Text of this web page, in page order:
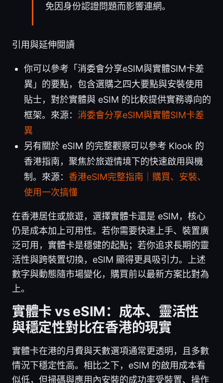
免因身份認證問題而影響連網。
引用與延伸閱讀
你可以參考「消委會分享eSIM與實體SIM卡差
異」的要點，包含選購之四大要點與安裝使用
貼士，對於實體與 eSIM 的比較提供實務導向的
框架。來源： 消委會分享eSIM與實體SIM卡差
異
另有關於 eSIM 的完整觀察可以參考 Klook 的
香港指南，聚焦於旅遊情境下的快速啟用與機
制。來源： 香港eSIM完整指南｜購買、安裝、
使用一次搞懂
在香港居住或旅遊，選擇實體卡還是 eSIM，核心
仍是成本加上可用性。若你需要快速上手、裝置廣
泛可用，實體卡是穩健的起點；若你追求長期的靈
活性與跨裝置切換，eSIM 顯得更具吸引力。上述
數字與動態隨市場變化，購買前以最新方案比對為
上。
實體卡 vs eSIM：成本、靈活性
與穩定性對比在香港的現實
實體卡在港的月費與天數選項通常更透明，且多數
情況下穩定性高。相比之下，eSIM 的啟用成本看
似低，但掃碼與應用內安裝的成功率受裝置、操作